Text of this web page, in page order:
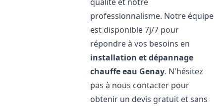
professionnalisme. Notre équipe
est disponible 7j/7 pour
répondre à vos besoins en
installation et dépannage
chauffe eau Genay. N'hésitez
pas à nous contacter pour
obtenir un devis gratuit et sans